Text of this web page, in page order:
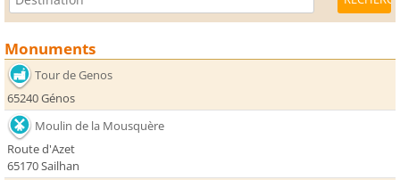
Monuments
Tour de Genos
65240 Génos
Moulin de la Mousquère
Route d'Azet
65170 Sailhan